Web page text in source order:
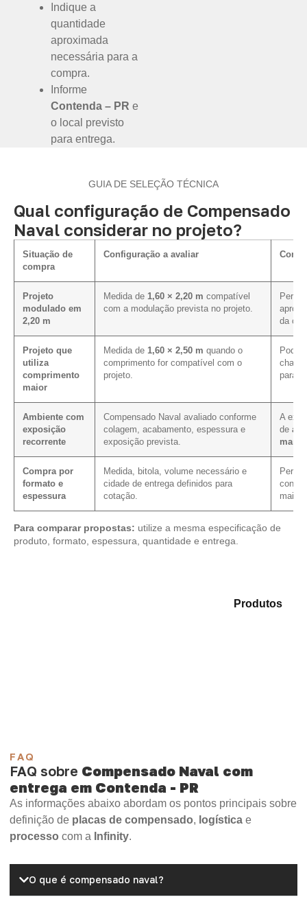
Indique a
quantidade
aproximada
necessária para a
compra.
Informe
Contenda – PR e
o local previsto
para entrega.
GUIA DE SELEÇÃO TÉCNICA
Qual configuração de Compensado
Naval considerar no projeto?
Situação de
compra
Configuração a avaliar
Projeto
modulado em
2,20 m
Medida de 1,60 × 2,20 m compatível
com a modulação prevista no projeto.
da
Projeto que
utiliza
comprimento
maior
Medida de 1,60 × 2,50 m quando o
comprimento for compatível com o
projeto.
Pode
chapa
para
Ambiente com
exposição
recorrente
Compensado Naval avaliado conforme
colagem, acabamento, espessura e
exposição prevista.
A
de
Compra por
formato e
espessura
Medida, bitola, volume necessário e
cidade de entrega definidos para
cotação.
mais
Para comparar propostas: utilize a mesma especificação de
produto, formato, espessura, quantidade e entrega.
Produtos
FAQ
FAQ sobre Compensado Naval com
entrega em Contenda - PR
As informações abaixo abordam os pontos principais sobre
definição de placas de compensado, logística e
processo com a Infinity.
O que é compensado naval?